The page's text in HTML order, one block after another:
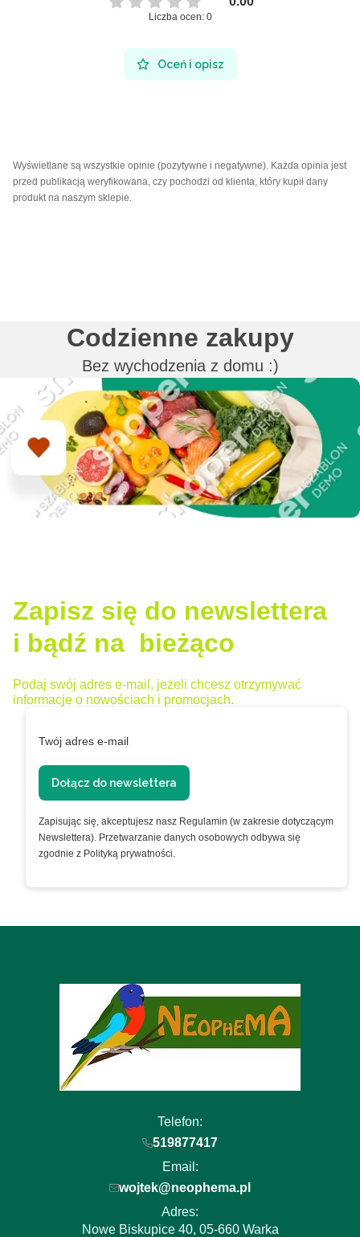
Liczba ocen: 0
Oceń i opisz
Wyświetlane są wszystkie opinie (pozytywne i negatywne). Każda opinia jest
przed publikacją weryfikowana, czy pochodzi od klienta, który kupił dany
produkt na naszym sklepie.
Codzienne zakupy
Bez wychodzenia z domu :)
Zapisz się do newslettera
i bądź na bieżąco
Podaj swój adres e-mail, jeżeli chcesz otrzymywać
informacje o nowościach i promocjach.
Twój adres e-mail
Dołącz do newslettera
Zapisując się, akceptujesz nasz Regulamin (w zakresie dotyczącym
Newslettera). Przetwarzanie danych osobowych odbywa się
zgodnie z Polityką prywatności.
Telefon:
519877417
Email:
wojtek@neophema.pl
Adres:
Nowe Biskupice 40, 05-660 Warka